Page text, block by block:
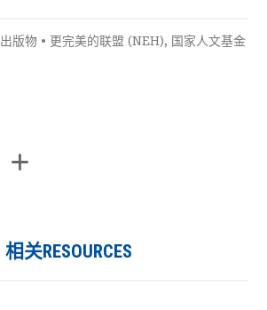
出版物 • 更完美的联盟 (NEH), 国家人文基金
相关RESOURCES